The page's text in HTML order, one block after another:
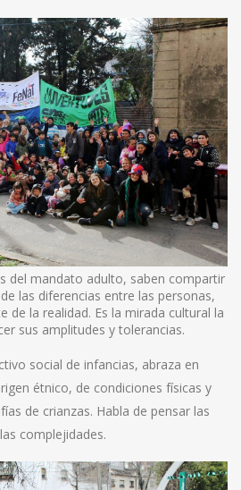
del mandato adulto, saben compartir
las diferencias entre las personas,
de la realidad. Es la mirada cultural la
sus amplitudes y tolerancias.
social de infancias, abraza en
étnico, de condiciones físicas y
de crianzas. Habla de pensar las
complejidades.